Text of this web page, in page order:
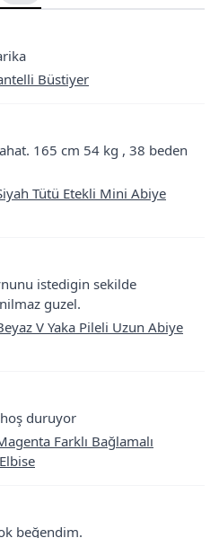
Büstiyer
165 cm 54 kg , 38 beden
Tütü Etekli Mini Abiye
istedigin sekilde
guzel.
V Yaka Pileli Uzun Abiye
duruyor
Farklı Bağlamalı
beğendim.